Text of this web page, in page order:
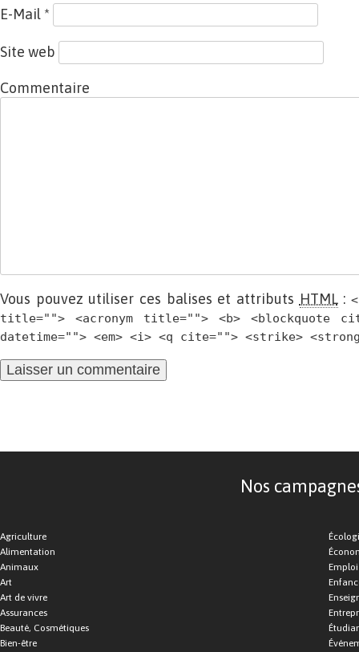
E-Mail *
Site web
Commentaire
Vous pouvez utiliser ces balises et attributs HTML:
title=""> <acronym title=""> <b> <blockquote
datetime=""> <em> <i> <q cite=""> <strike>
Nos
Agriculture
Alimentation
Animaux
Art
Art de vivre
Assurances
Beauté, Cosmétiques
Bien-être
Emploi